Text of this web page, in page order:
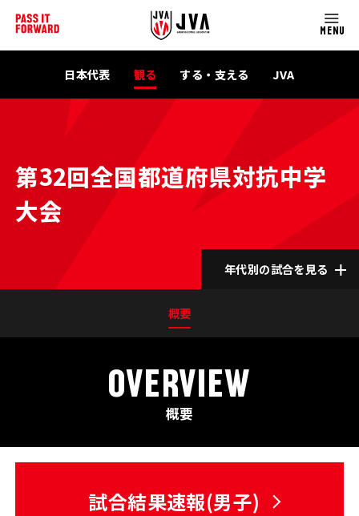
MENU
日本代表 観る する・支える JVA
第32回全国都道府県対抗中学
大会
年代別の試合を見る
概要
OVERVIEW
概要
試合結果速報(男子)